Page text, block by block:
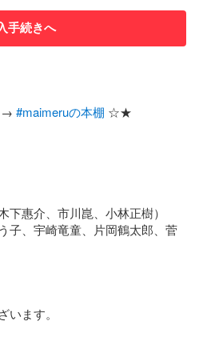
手続きへ
→ #maimeruの本棚 ☆★
下惠介、市川崑、小林正樹）
子、宇崎竜童、片岡鶴太郎、菅
ます。